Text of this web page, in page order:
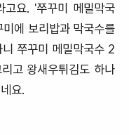
고요. '쭈꾸미 메밀막국
에 보리밥과 막국수를
쭈꾸미 메밀막국수 2
고 왕새우튀김도 하나
요.